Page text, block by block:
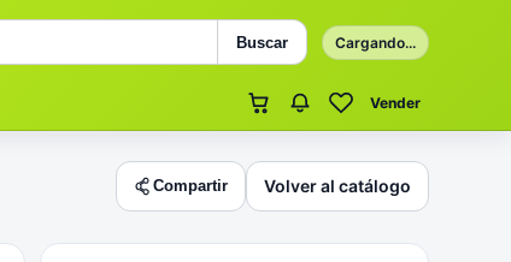
Buscar Cargando...
Vender
Compartir Volver al catálogo